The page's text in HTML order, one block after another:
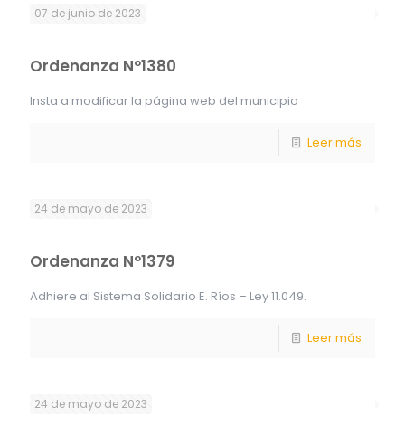
07 de junio de 2023
Ordenanza Nº1380
Insta a modificar la página web del municipio
Leer más
24 de mayo de 2023
Ordenanza Nº1379
Adhiere al Sistema Solidario E. Ríos – Ley 11.049.
Leer más
24 de mayo de 2023